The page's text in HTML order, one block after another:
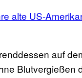
alte US-
auf
Blutvergießen